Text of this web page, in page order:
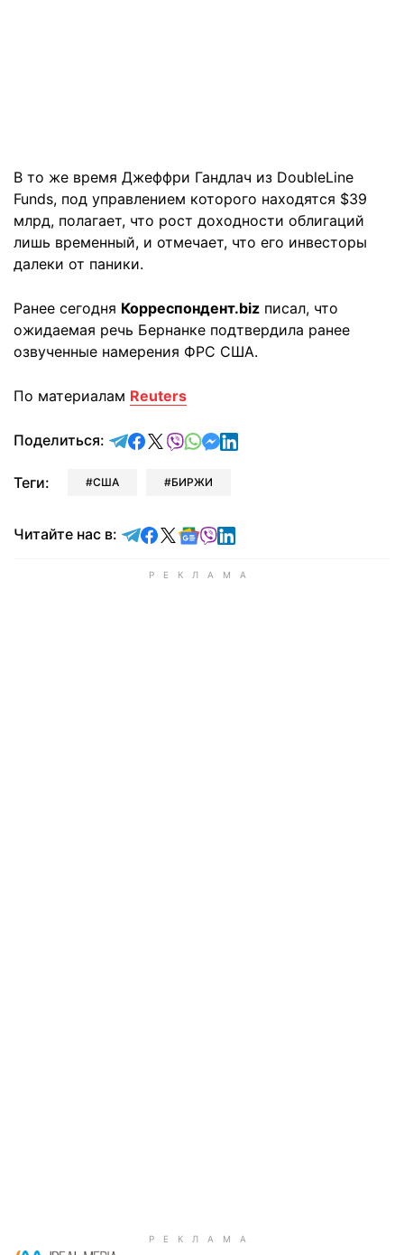
В то же время Джеффри Гандлач из DoubleLine
Funds, под управлением которого находятся $39
млрд, полагает, что рост доходности облигаций
лишь временный, и отмечает, что его инвесторы
далеки от паники.
Ранее сегодня Корреспондент.biz писал, что
ожидаемая речь Бернанке подтвердила ранее
озвученные намерения ФРС США.
По материалам Reuters
Поделиться: отправить в Telegram
поделиться в Facebook
поделиться в X
отправить в Viber
отправить в Whatsapp
отправить в Messenger
отправить в LinkedIn
Теги: США БИРЖИ
Читайте нас в: Читайте в Telegram
Читайте в Facebook
Читайте в X
Читайте в Google news
Читайте в Viber
Читайте в LinkedIn